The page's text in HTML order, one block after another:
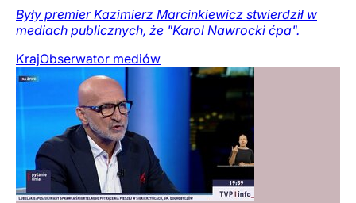
Były premier Kazimierz Marcinkiewicz stwierdził w
mediach publicznych, że "Karol Nawrocki ćpa".
KrajObserwator mediów